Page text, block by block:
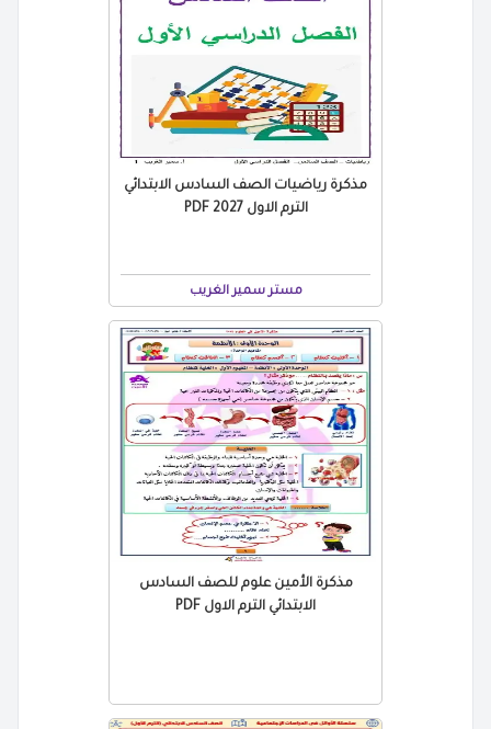
مذكرة رياضيات الصف السادس الابتدائي
الترم الاول 2027 PDF
مستر سمير الغريب
مذكرة الأمين علوم للصف السادس
الابتدائي الترم الاول PDF